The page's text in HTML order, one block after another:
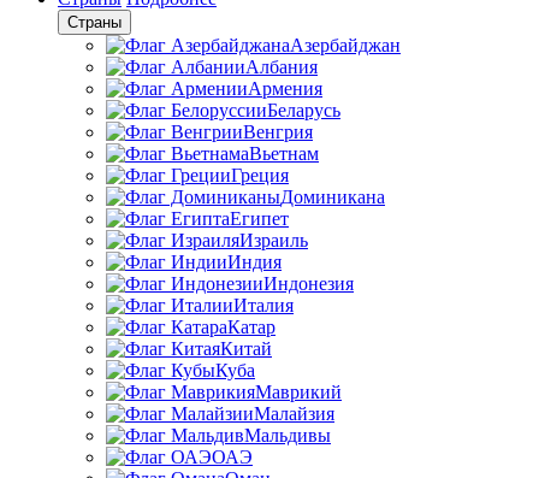
Страны
Азербайджан
Албания
Армения
Беларусь
Венгрия
Вьетнам
Греция
Доминикана
Египет
Израиль
Индия
Индонезия
Италия
Катар
Китай
Куба
Маврикий
Малайзия
Мальдивы
ОАЭ